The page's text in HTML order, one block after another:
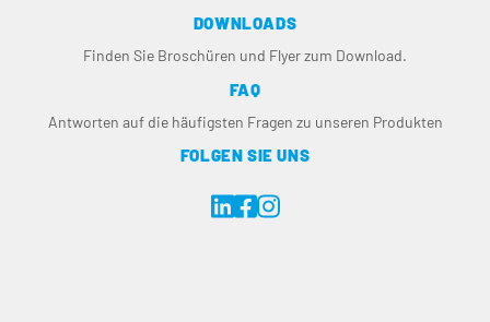
DOWNLOADS
Finden Sie Broschüren und Flyer zum Download.
FAQ
Antworten auf die häufigsten Fragen zu unseren Produkten
FOLGEN SIE UNS